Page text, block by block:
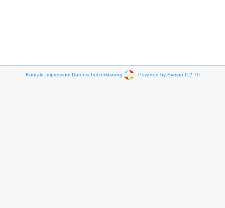
Kontakt Impressum Datenschutzerklärung Powered by Sympa 6.2.70